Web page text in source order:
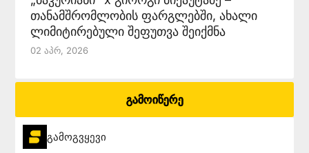
თანამშრომლობის ფარგლებში, ახალი
ლიმიტირებული შეფუთვა შეიქმნა
02 Აპრ, 2026
გამოიწერე
გამოგვყევი